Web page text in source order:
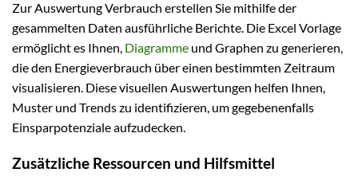
Zur Auswertung Verbrauch erstellen Sie mithilfe der
gesammelten Daten ausführliche Berichte. Die Excel Vorlage
ermöglicht es Ihnen, Diagramme und Graphen zu generieren,
die den Energieverbrauch über einen bestimmten Zeitraum
visualisieren. Diese visuellen Auswertungen helfen Ihnen,
Muster und Trends zu identifizieren, um gegebenenfalls
Einsparpotenziale aufzudecken.
Zusätzliche Ressourcen und Hilfsmittel